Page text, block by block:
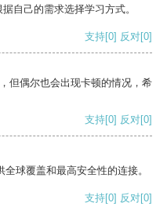
自己的需求选择学习方式。
支持[0] 反对[0]
但偶尔也会出现卡顿的情况，希
支持[0] 反对[0]
球覆盖和最高安全性的连接。
支持[0] 反对[0]